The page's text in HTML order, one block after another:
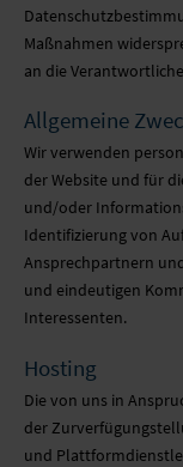
MOBILE
MOBILE LIGHT
FORMSCHNITT
NEWSLETTER
Maßnahmen
an die
Allgemeine
Wir verwenden
der Website und für
und/oder
Identifizierung von
Ansprechpartnern
und eindeutigen
Interessenten.
Hosting
Die von uns in
der
und